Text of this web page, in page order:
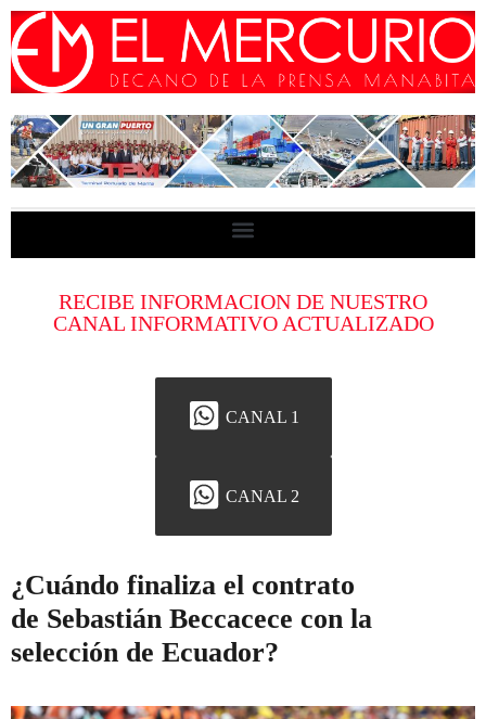
RECIBE INFORMACION DE NUESTRO
CANAL INFORMATIVO ACTUALIZADO
CANAL 1
CANAL 2
¿Cuándo finaliza el contrato
de Sebastián Beccacece con la
selección de Ecuador?